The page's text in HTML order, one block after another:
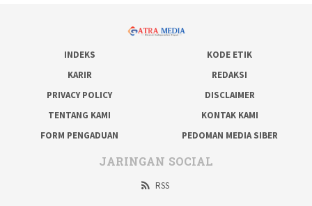
INDEKS
KODE ETIK
KARIR
REDAKSI
PRIVACY POLICY
DISCLAIMER
TENTANG KAMI
KONTAK KAMI
FORM PENGADUAN
PEDOMAN MEDIA SIBER
JARINGAN SOCIAL
RSS